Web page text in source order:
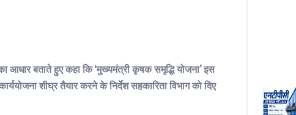
आधार बताते हुए कहा कि ‘मुख्यमंत्री कृषक समृद्धि योजना’ इस
शीघ्र तैयार करने के निर्देश सहकारिता विभाग को दिए